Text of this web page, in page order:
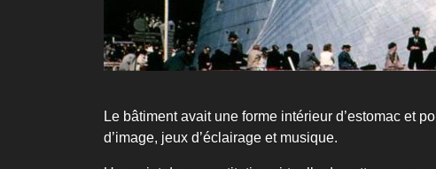
Le bâtiment avait une forme intérieur d’estomac et
d’image, jeux d’éclairage et musique.